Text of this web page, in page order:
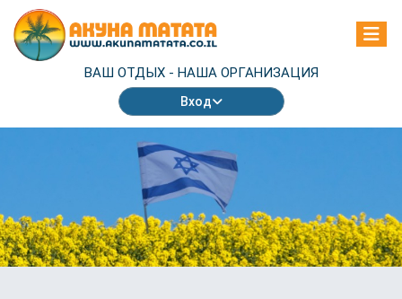
ВАШ ОТДЫХ - НАША ОРГАНИЗАЦИЯ
Вход